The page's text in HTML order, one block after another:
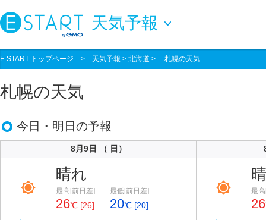
天気予報
E START トップページ > 天気予報 > 北海道 > 札幌の天気
札幌の天気
今日・明日の予報
8月9日 （ 日）
晴れ
最高[前日差]
26℃ [26]
最低[前日差]
20℃ [20]
最
26